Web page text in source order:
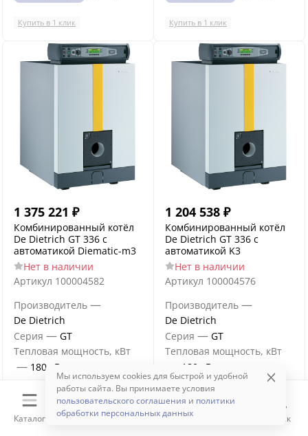
Каталог Корзина Избранное Поиск
Купить в 1 клик Купить в 1 клик
1 375 221 ₽
Комбинированный котёл
De Dietrich GT 336 с
автоматикой Diematic-m3
Нет в наличии
Артикул 100004582
Производитель —
De Dietrich
Серия — GT
Тепловая мощность, кВт
— 180 кВт
В корзину
1 204 538 ₽
Комбинированный котёл
De Dietrich GT 336 с
автоматикой K3
Нет в наличии
Артикул 100004576
Производитель —
De Dietrich
Серия — GT
Тепловая мощность, кВт
180 кВт
В корзину
Мы используем cookies для быстрой и удобной
работы сайта. Вы принимаете условия
пользовательского соглашения и политики
обработки персональных данных